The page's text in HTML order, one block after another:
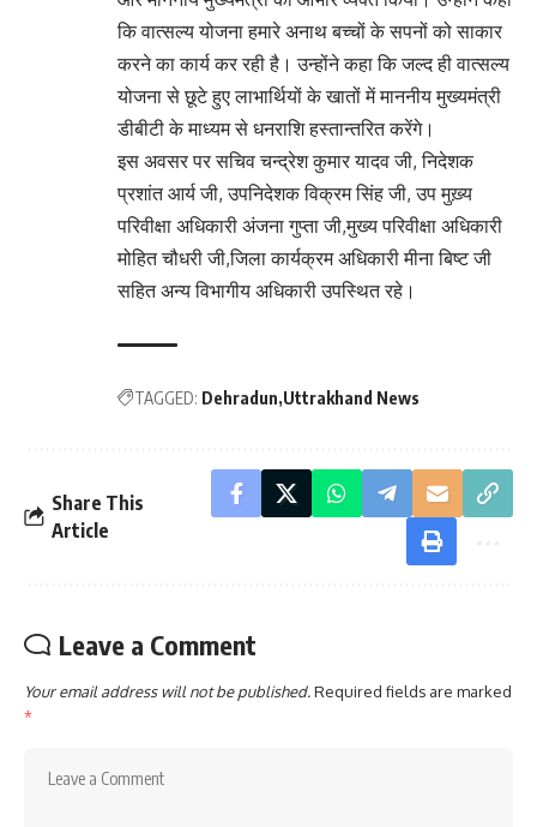
कि वात्सल्य योजना हमारे अनाथ बच्चों के सपनों को साकार
करने का कार्य कर रही है। उन्होंने कहा कि जल्द ही वात्सल्य
योजना से छूटे हुए लाभार्थियों के खातों में माननीय मुख्यमंत्री
डीबीटी के माध्यम से धनराशि हस्तान्तरित करेंगे।
इस अवसर पर सचिव चन्द्रेश कुमार यादव जी, निदेशक
प्रशांत आर्य जी, उपनिदेशक विक्रम सिंह जी, उप मुख़्य
परिवीक्षा अधिकारी अंजना गुप्ता जी,मुख्य परिवीक्षा अधिकारी
मोहित चौधरी जी,जिला कार्यक्रम अधिकारी मीना बिष्ट जी
सहित अन्य विभागीय अधिकारी उपस्थित रहे।
TAGGED: Dehradun Uttrakhand News
Share This
Article
Leave a Comment
Your email address will not be published.Required fields are marked
*